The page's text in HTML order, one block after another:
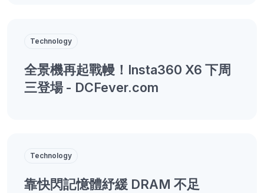
Technology
全景機再起戰幔！Insta360 X6 下周
三登場 - DCFever.com
Technology
靠快閃記憶體紓緩 DRAM 不足